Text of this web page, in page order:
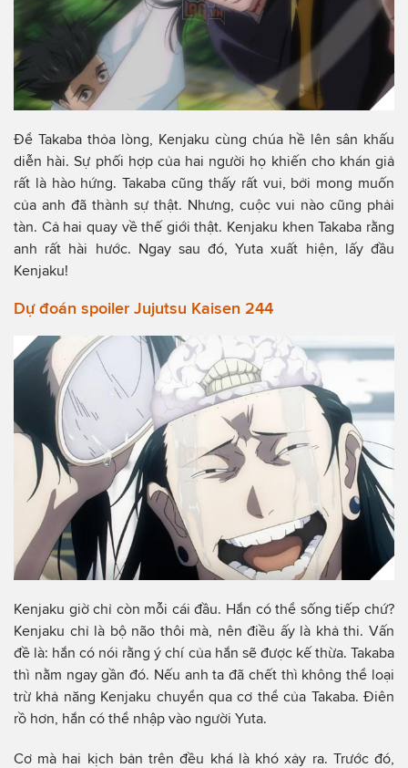
Để Takaba thỏa lòng, Kenjaku cùng chúa hề lên sân khấu
diễn hài. Sự phối hợp của hai người họ khiến cho khán giả
rất là hào hứng. Takaba cũng thấy rất vui, bởi mong muốn
của anh đã thành sự thật. Nhưng, cuộc vui nào cũng phải
tàn. Cả hai quay về thế giới thật. Kenjaku khen Takaba rằng
anh rất hài hước. Ngay sau đó, Yuta xuất hiện, lấy đầu
Kenjaku!
Dự đoán spoiler Jujutsu Kaisen 244
Kenjaku giờ chỉ còn mỗi cái đầu. Hắn có thể sống tiếp chứ?
Kenjaku chỉ là bộ não thôi mà, nên điều ấy là khả thi. Vấn
đề là: hắn có nói rằng ý chí của hắn sẽ được kế thừa. Takaba
thì nằm ngay gần đó. Nếu anh ta đã chết thì không thể loại
trừ khả năng Kenjaku chuyển qua cơ thể của Takaba. Điên
rồ hơn, hắn có thể nhập vào người Yuta.
Cơ mà hai kịch bản trên đều khá là khó xảy ra. Trước đó,